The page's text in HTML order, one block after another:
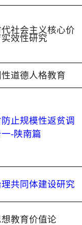
代社会主义核心价
效性研究
道德人格教育
止规模性返贫调
-陕南篇
共同体建设研究
想教育价值论